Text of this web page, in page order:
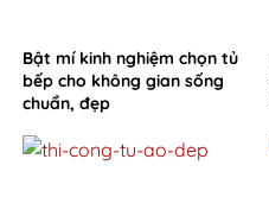
Bật mí kinh nghiệm chọn tủ
bếp cho không gian sống
chuẩn, đẹp